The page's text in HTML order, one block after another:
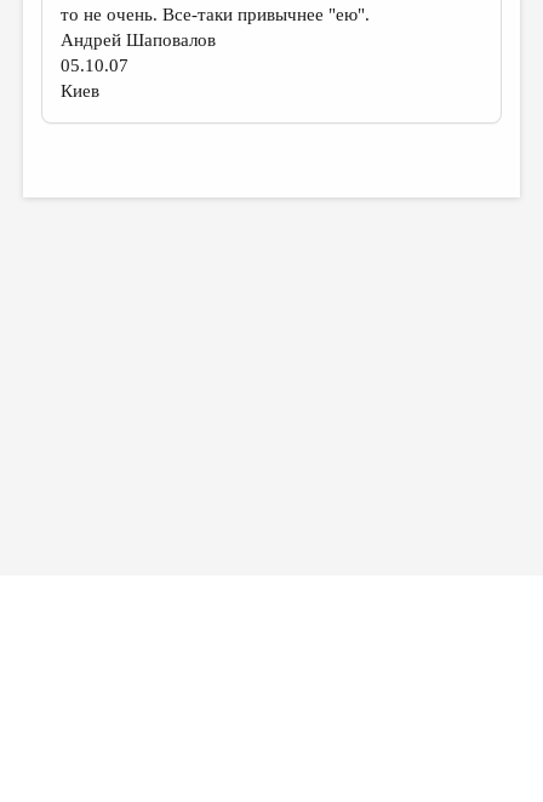
ТРЕДИАКОВСКИЙ
МЕДИА
то не очень. Все-таки привычнее "ею".
Андрей Шаповалов
05.10.07
Киев